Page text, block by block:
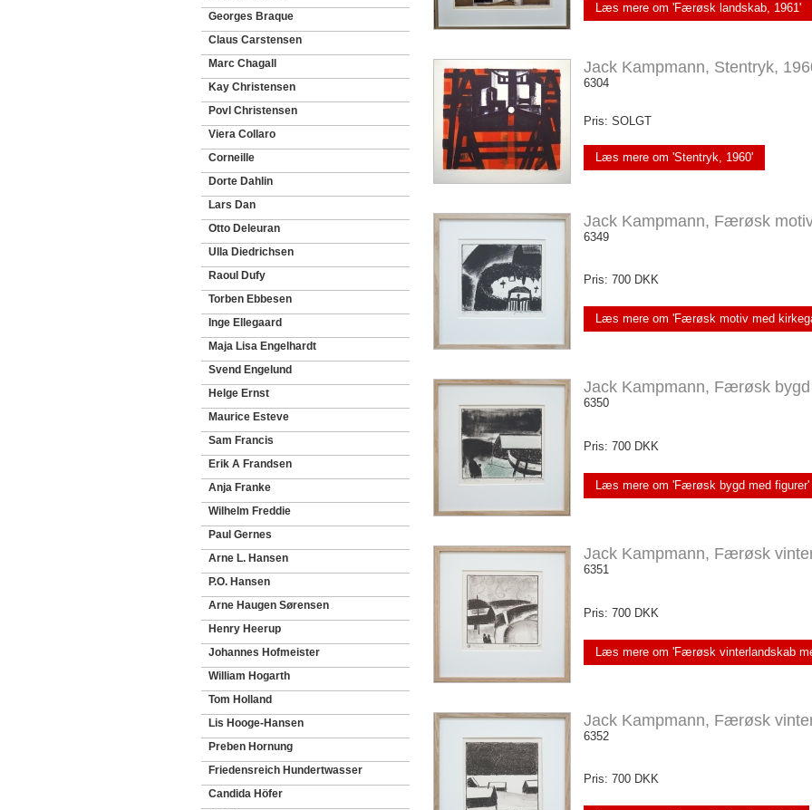
Georges Braque
Claus Carstensen
Marc Chagall
Kay Christensen
Povl Christensen
Viera Collaro
Corneille
Dorte Dahlin
Lars Dan
Otto Deleuran
Ulla Diedrichsen
Raoul Dufy
Torben Ebbesen
Inge Ellegaard
Maja Lisa Engelhardt
Svend Engelund
Helge Ernst
Maurice Esteve
Sam Francis
Erik A Frandsen
Anja Franke
Wilhelm Freddie
Paul Gernes
Arne L. Hansen
P.O. Hansen
Arne Haugen Sørensen
Henry Heerup
Johannes Hofmeister
William Hogarth
Tom Holland
Lis Hooge-Hansen
Preben Hornung
Friedensreich Hundertwasser
Candida Höfer
Læs mere om 'Færøsk landskab, 1961'
Jack Kampmann, Stentryk,
6304
Pris: SOLGT
Læs mere om 'Stentryk, 1960'
Jack Kampmann, Færøsk
6349
Pris: 700 DKK
Læs mere om 'Færøsk motiv med
Jack Kampmann, Færøsk
6350
Pris: 700 DKK
Læs mere om 'Færøsk bygd med figurer'
Jack Kampmann, Færøsk
6351
Pris: 700 DKK
Læs mere om 'Færøsk vinterlandskab
Jack Kampmann, Færøsk
6352
Pris: 700 DKK